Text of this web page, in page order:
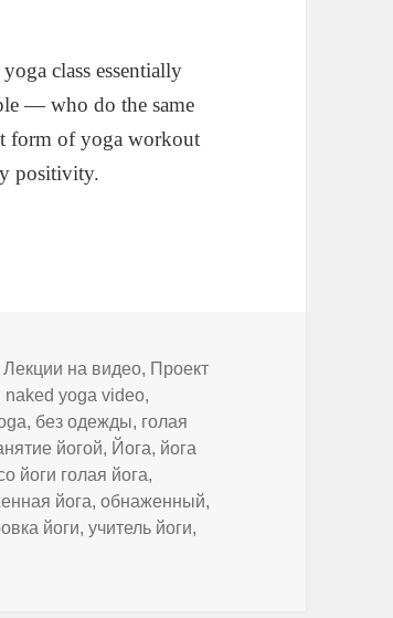
class essentially
— who do the same
form of yoga workout
positivity.
Лекции на видео, Проект
naked yoga video,
, без одежды, голая
йогой, Йога, йога
йоги голая йога,
йога,обнаженный,
йоги,учитель йоги,